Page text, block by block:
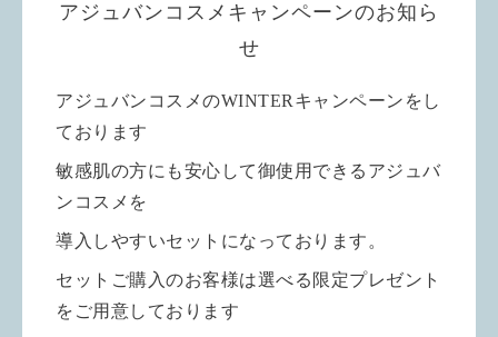
アジュバンコスメキャンペーンのお知ら
せ
アジュバンコスメのWINTERキャンペーンをし
ております
敏感肌の方にも安心して御使用できるアジュバ
ンコスメを
導入しやすいセットになっております。
セットご購入のお客様は選べる限定プレゼント
をご用意しております